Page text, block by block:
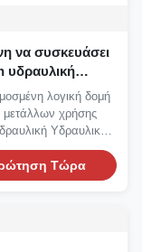
να συσκευάσει
υδραυλική
μηχανών
λογική δομή
χρήσης
Υδραυλική
Τώρα